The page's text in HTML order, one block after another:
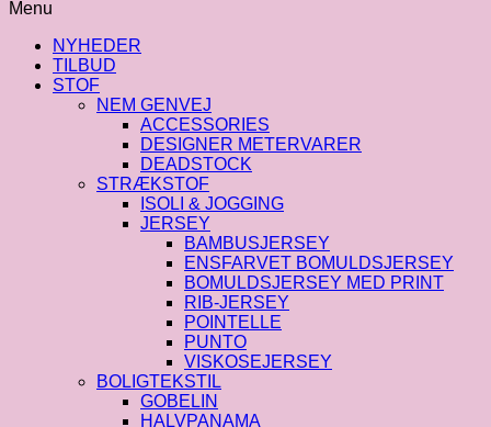
koboltblå
antal
Menu
NYHEDER
TILBUD
STOF
NEM GENVEJ
ACCESSORIES
DESIGNER METERVARER
DEADSTOCK
STRÆKSTOF
ISOLI & JOGGING
JERSEY
BAMBUSJERSEY
ENSFARVET BOMULDSJERSEY
BOMULDSJERSEY MED PRINT
RIB-JERSEY
POINTELLE
PUNTO
VISKOSEJERSEY
BOLIGTEKSTIL
GOBELIN
HALVPANAMA